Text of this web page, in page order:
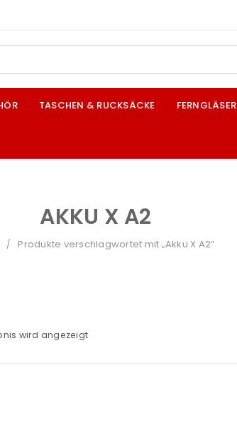
TASCHEN & RUCKSÄCKE FERNGLÄSER
AKKU X A2
/ Produkte verschlagwortet mit „Akku X A2“
wird angezeigt